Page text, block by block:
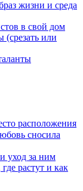
жизни и среда
в свой дом
(срезать или
расположения
сносила
уход за ним
растут и как